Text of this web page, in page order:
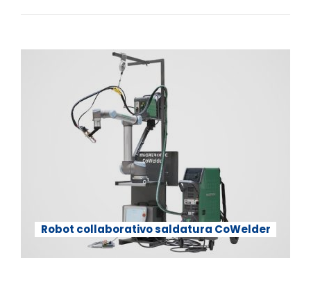
Robot collaborativo saldatura CoWelder